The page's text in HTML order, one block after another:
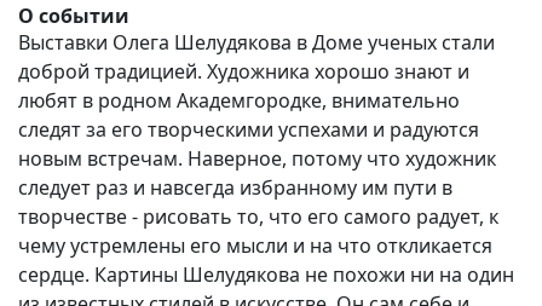
О событии
Выставки Олега Шелудякова в Доме ученых стали
доброй традицией. Художника хорошо знают и
любят в родном Академгородке, внимательно
следят за его творческими успехами и радуются
новым встречам. Наверное, потому что художник
следует раз и навсегда избранному им пути в
творчестве - рисовать то, что его самого радует, к
чему устремлены его мысли и на что откликается
сердце. Картины Шелудякова не похожи ни на один